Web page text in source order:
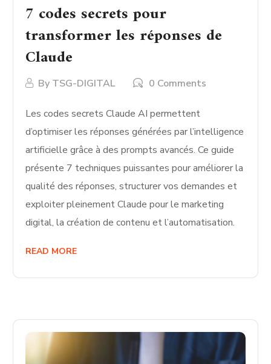
7 codes secrets pour
transformer les réponses de
Claude
By TSG-DIGITAL 0 Comments
Les codes secrets Claude AI permettent
d’optimiser les réponses générées par l’intelligence
artificielle grâce à des prompts avancés. Ce guide
présente 7 techniques puissantes pour améliorer la
qualité des réponses, structurer vos demandes et
exploiter pleinement Claude pour le marketing
digital, la création de contenu et l’automatisation.
READ MORE